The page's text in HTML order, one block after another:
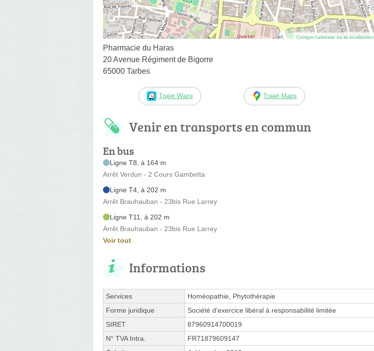
Corriger l’adresse ou la localisation
Pharmacie du Haras
20 Avenue Régiment de Bigorre
65000 Tarbes
Trajet Waze Trajet Maps
Venir en transports en commun
En bus
Ligne T8, à 164 m
Arrêt Verdun - 2 Cours Gambetta
Ligne T4, à 202 m
Arrêt Brauhauban - 23bis Rue Larrey
Ligne T11, à 202 m
Arrêt Brauhauban - 23bis Rue Larrey
Voir tout
Informations
Services
Homéopathie, Phytothérapie
Forme juridique
Société d'exercice libéral à responsabilité limitée
SIRET
87960914700019
N° TVA Intra.
FR71879609147